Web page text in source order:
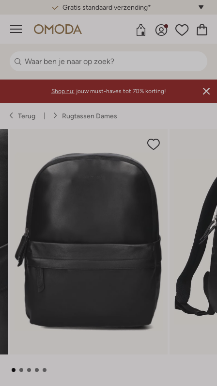
Gratis standaard verzending*
Menu
Shop nu: jouw must-haves tot 70% korting!
Terug Rugtassen Dames